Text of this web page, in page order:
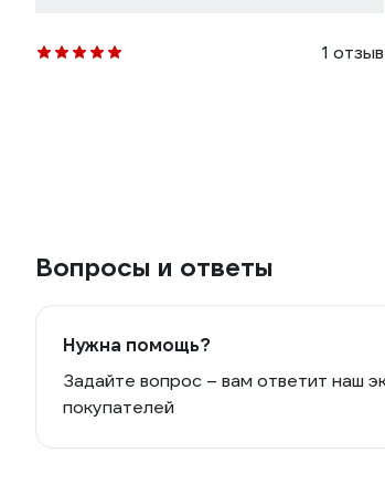
1 отзыв
Вопросы и ответы
Нужна помощь?
Задайте вопрос – вам ответит наш
покупателей